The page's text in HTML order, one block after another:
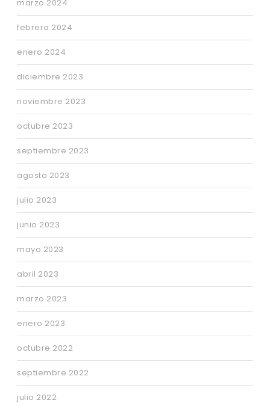
marzo 2024
febrero 2024
enero 2024
diciembre 2023
noviembre 2023
octubre 2023
septiembre 2023
agosto 2023
julio 2023
junio 2023
mayo 2023
abril 2023
marzo 2023
enero 2023
octubre 2022
septiembre 2022
julio 2022